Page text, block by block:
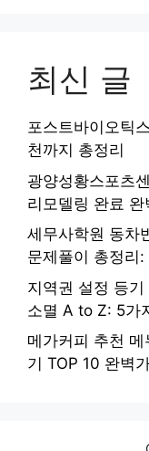
최신 글
포스트바이오틱
천까지 총정리
광양성황스포츠
리모델링 완료
세무사학원 동차
문제풀이 총정리
지역권 설정 등
소멸 A to Z: 5가
메가커피 추천
기 TOP 10 완벽